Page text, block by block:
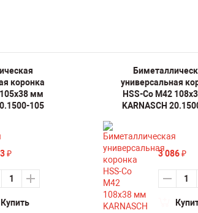
коронка
105х38 мм
105
₽
Купить
универсальная
HSS-Co M42
KARNASCH
3 086 ₽